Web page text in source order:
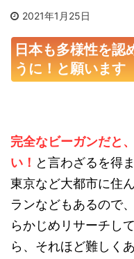
2021年1月25日
日本も多様性を認
うに！と願います
完全なビーガンだと
い！ と言わざるを得ま
東京など大都市に住
ランなどもあるので
らかじめリサーチし
ら、それほど難しく